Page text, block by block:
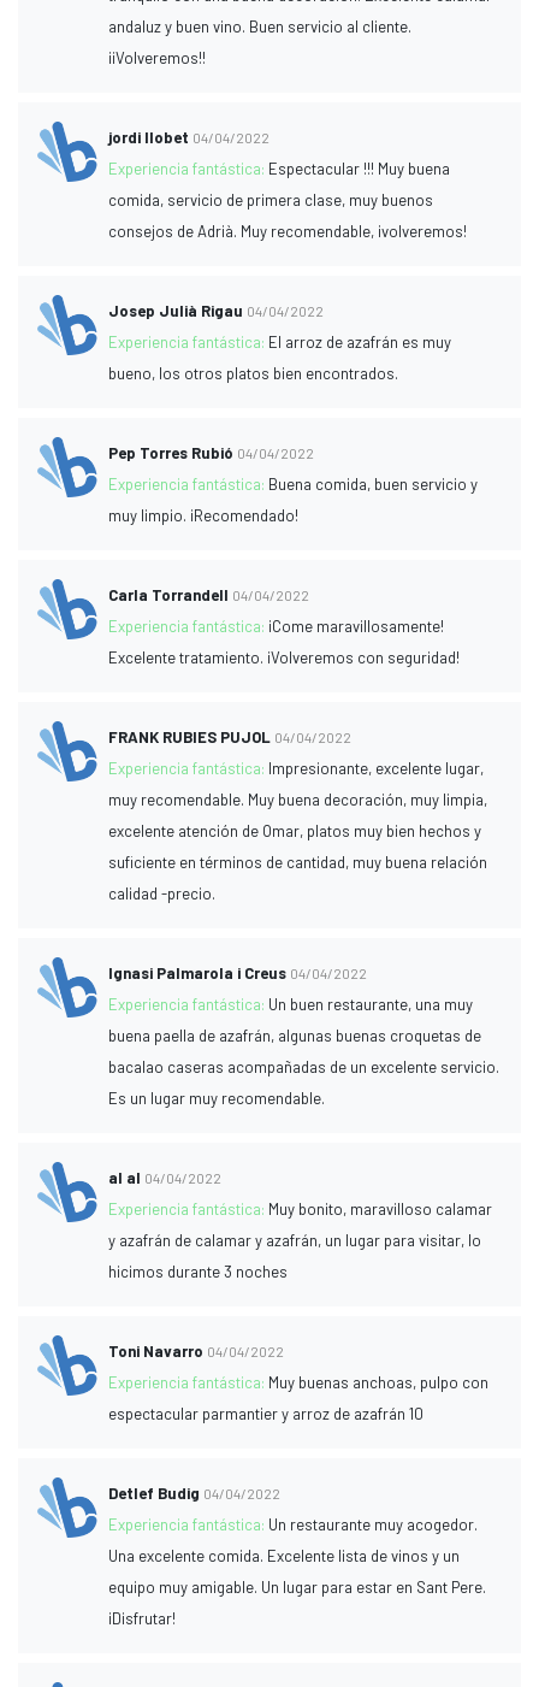
andaluz y buen vino. Buen servicio al cliente.
¡¡Volveremos!!
jordi llobet 04/04/2022
Experiencia fantástica: Espectacular !!! Muy buena
comida, servicio de primera clase, muy buenos
consejos de Adrià. Muy recomendable, ¡volveremos!
Josep Julià Rigau 04/04/2022
Experiencia fantástica: El arroz de azafrán es muy
bueno, los otros platos bien encontrados.
Pep Torres Rubió 04/04/2022
Experiencia fantástica: Buena comida, buen servicio y
muy limpio. ¡Recomendado!
Carla Torrandell 04/04/2022
Experiencia fantástica: ¡Come maravillosamente!
Excelente tratamiento. ¡Volveremos con seguridad!
FRANK RUBIES PUJOL 04/04/2022
Experiencia fantástica: Impresionante, excelente lugar,
muy recomendable. Muy buena decoración, muy limpia,
excelente atención de Omar, platos muy bien hechos y
suficiente en términos de cantidad, muy buena relación
calidad -precio.
Ignasi Palmarola i Creus 04/04/2022
Experiencia fantástica: Un buen restaurante, una muy
buena paella de azafrán, algunas buenas croquetas de
bacalao caseras acompañadas de un excelente servicio.
Es un lugar muy recomendable.
al al 04/04/2022
Experiencia fantástica: Muy bonito, maravilloso calamar
y azafrán de calamar y azafrán, un lugar para visitar, lo
hicimos durante 3 noches
Toni Navarro 04/04/2022
Experiencia fantástica: Muy buenas anchoas, pulpo con
espectacular parmantier y arroz de azafrán 10
Detlef Budig 04/04/2022
Experiencia fantástica: Un restaurante muy acogedor.
Una excelente comida. Excelente lista de vinos y un
equipo muy amigable. Un lugar para estar en Sant Pere.
¡Disfrutar!